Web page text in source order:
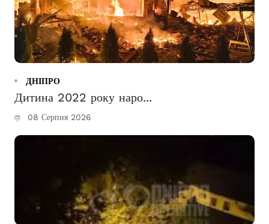
ДНІПРО
Дитина 2022 року наро...
08 Серпня 2026